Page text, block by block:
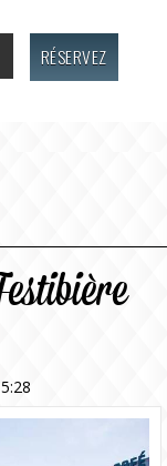
RÉSERVEZ